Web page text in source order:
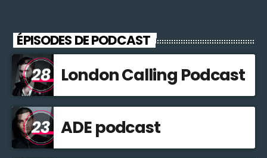
ÉPISODES DE PODCAST
London Calling Podcast
ADE podcast